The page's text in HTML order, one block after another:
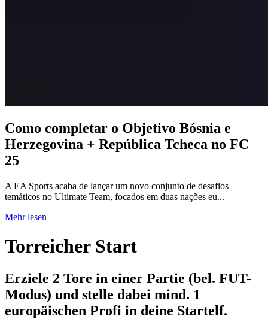
Como completar o Objetivo Bósnia e
Herzegovina + República Tcheca no FC
25
A EA Sports acaba de lançar um novo conjunto de desafios
temáticos no Ultimate Team, focados em duas nações eu...
Mehr lesen
Torreicher Start
Erziele 2 Tore in einer Partie (bel. FUT-
Modus) und stelle dabei mind. 1
europäischen Profi in deine Startelf.